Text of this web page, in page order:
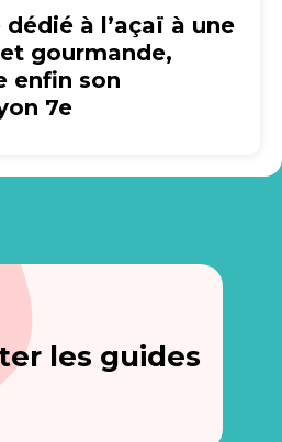
à l’açaï à une
gourmande,
enfin son
7e
les guides